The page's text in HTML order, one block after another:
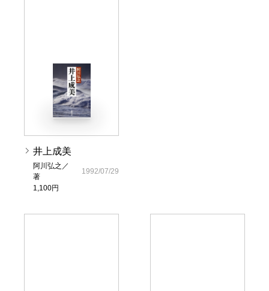
井上成美
阿川弘之／
著
1,100円
1992/07/29